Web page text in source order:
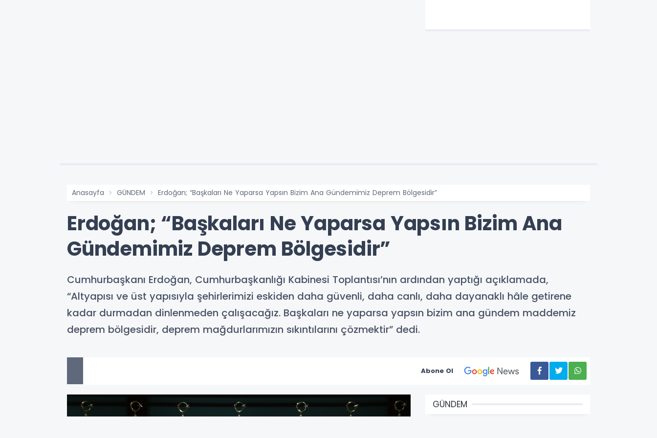
Anasayfa GÜNDEM Erdoğan; “Başkaları Ne Yaparsa Yapsın Bizim Ana Gündemimiz Deprem Bölgesidir”
Erdoğan; “Başkaları Ne Yaparsa Yapsın Bizim Ana
Gündemimiz Deprem Bölgesidir”
Cumhurbaşkanı Erdoğan, Cumhurbaşkanlığı Kabinesi Toplantısı’nın ardından yaptığı açıklamada,
“Altyapısı ve üst yapısıyla şehirlerimizi eskiden daha güvenli, daha canlı, daha dayanaklı hâle getirene
kadar durmadan dinlenmeden çalışacağız. Başkaları ne yaparsa yapsın bizim ana gündem maddemiz
deprem bölgesidir, deprem mağdurlarımızın sıkıntılarını çözmektir” dedi.
Abone Ol
GÜNDEM